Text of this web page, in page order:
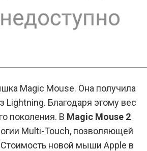
Magic Mouse. Она получила
Благодаря этому вес
поколения. В Magic Mouse 2
Multi-Touch, позволяющей
новой мыши Apple в